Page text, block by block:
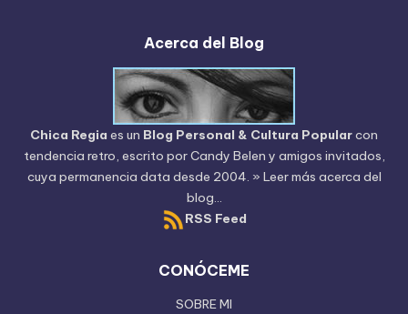
Acerca del Blog
Chica Regia es un Blog Personal & Cultura Popularcon
tendencia retro, escrito porCandy Belen y amigos invitados,
cuya permanencia data desde 2004. » Leer más acerca del
blog...
RSS Feed
CONÓCEME
SOBRE MI